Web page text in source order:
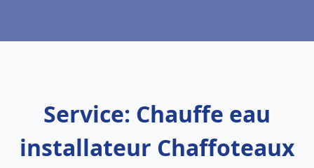
Service: Chauffe eau
installateur Chaffoteaux